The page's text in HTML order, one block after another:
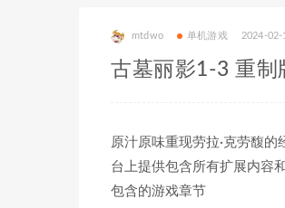
mtdwo 单机游戏 2024-02-
古墓丽影1-3 重制
原汁原味重现劳拉·克劳馥
台上提供包含所有扩展内容
包含的游戏章节